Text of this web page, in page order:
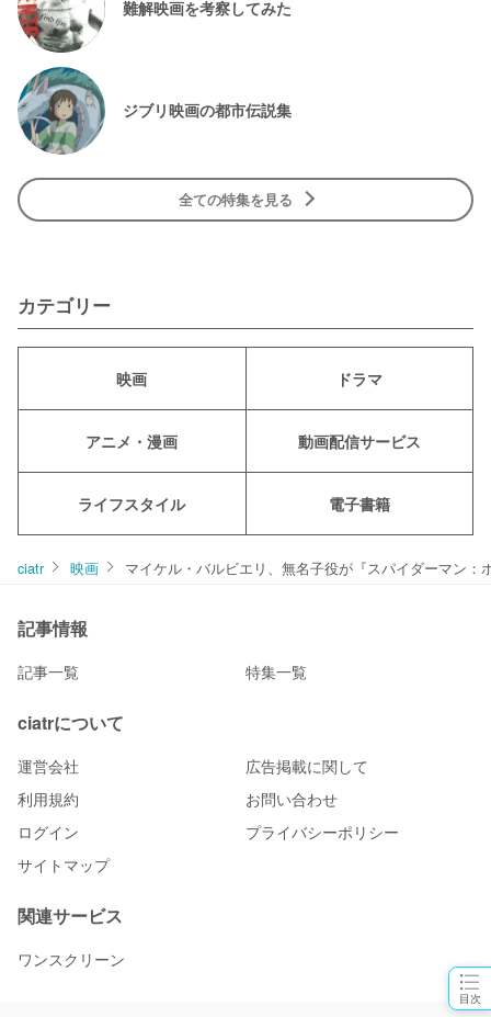
目次
難解映画を考察してみた
ジブリ映画の都市伝説集
全ての特集を見る
カテゴリー
映画 ドラマ
アニメ・漫画 動画配信サービス
ライフスタイル 電子書籍
ciatr 映画 マイケル・バルビエリ、無名子役が『スパイダーマン：
記事情報
記事一覧 特集一覧
ciatrについて
運営会社
広告掲載に関して
利用規約
お問い合わせ
ログイン
プライバシーポリシー
サイトマップ
関連サービス
ワンスクリーン